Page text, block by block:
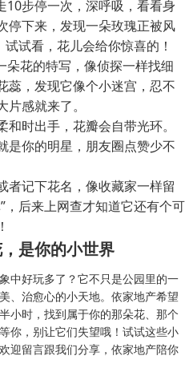
10步停一次，深呼吸，看看身
停下来，发现一朵玫瑰正被风
试看，花儿会给你惊喜的！
朵花的特写，像侦探一样找细
蕊，发现它像个小迷宫，忍不
感就来了。
和时出手，花瓣会自带光环。
是你的明星，朋友圈点赞少不
者记下花名，像收藏家一样留
，后来上网查才知道它还有个可
是你的小世界
中好玩多了？它不只是公园里的一
、治愈心的小天地。依家地产希望
小时，找到属于你的那朵花、那个
你，别让它们失望哦！试试这些小
迎留言跟我们分享，依家地产陪你